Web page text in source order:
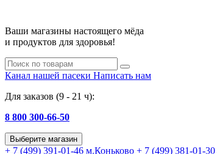
Ваши магазины настоящего мёда
и продуктов для здоровья!
Канал нашей пасеки Написать нам
Для заказов (9 - 21 ч):
8 800 300-66-50
Выберите магазин
+ 7 (499) 391-01-46 м.Коньково + 7 (499) 381-01-30